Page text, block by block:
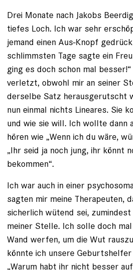
Drei Monate nach Jakobs
tiefes Loch. Ich war sehr
jemand einen Aus-Knopf
schlimmsten Tage sagte ein
ging es doch schon mal
verletzt, obwohl mir an seiner
derselbe Satz herausgerutscht
nun einmal nichts Lineares. Sie
und wie sie will. Ich wollte dann
hören wie „Wenn ich du wäre,
„Ihr seid ja noch jung, ihr könnt
bekommen“.
Ich war auch in einer
sagten mir meine Therapeuten,
sicherlich wütend sei,
meiner Stelle. Ich solle doch
Wand werfen, um die Wut
könnte ich unsere
„Warum habt ihr nicht besser